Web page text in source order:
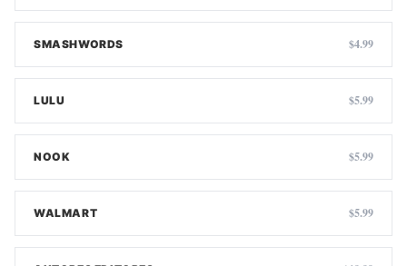
SMASHWORDS $4.99
LULU $5.99
NOOK $5.99
WALMART $5.99